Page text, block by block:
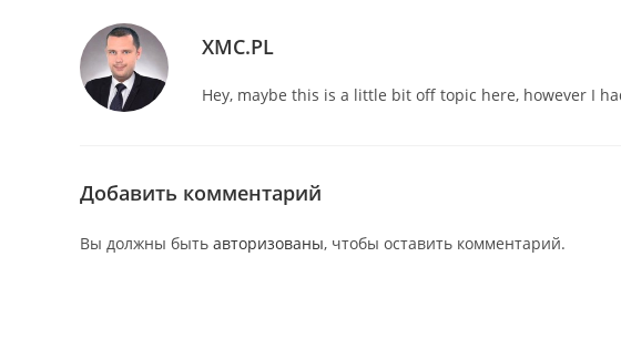
XMC.PL
Hey, maybe this is a little bit off topic here, however I
Добавить комментарий
Вы должны быть авторизованы, чтобы оставить комментарий.